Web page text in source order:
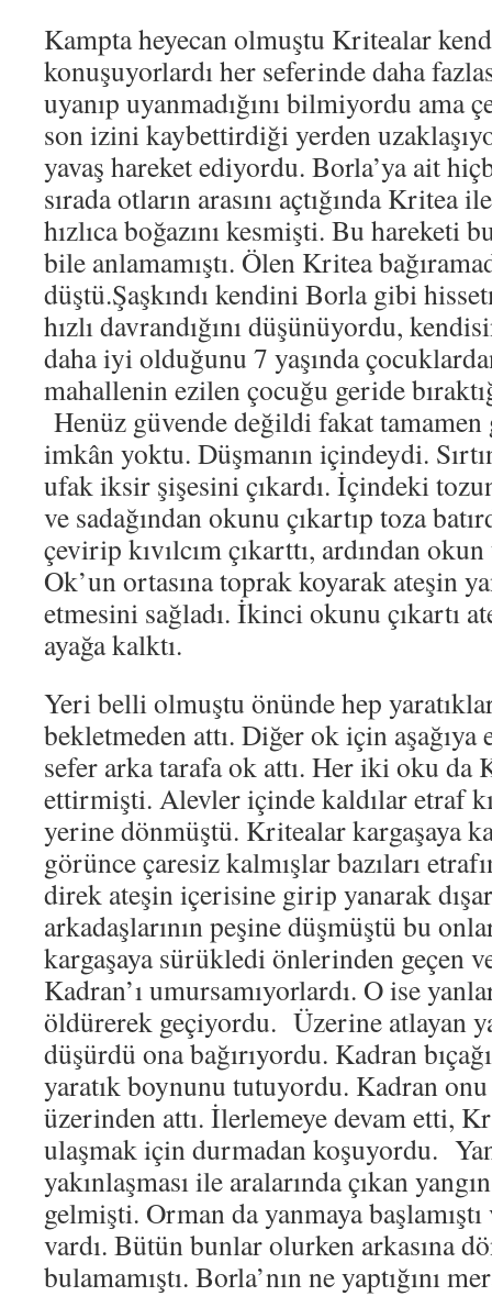
Kampta heyecan olmuştu Kritealar
konuşuyorlardı her seferinde daha
uyanıp uyanmadığını bilmiyordu ama
son izini kaybettirdiği yerden
yavaş hareket ediyordu. Borla’ya ait
sırada otların arasını açtığında Kritea
hızlıca boğazını kesmişti. Bu hareketi
bile anlamamıştı. Ölen Kritea
düştü.Şaşkındı kendini Borla gibi
hızlı davrandığını düşünüyordu,
daha iyi olduğunu 7 yaşında
mahallenin ezilen çocuğu geride
Henüz güvende değildi fakat tamamen
imkân yoktu. Düşmanın içindeydi.
ufak iksir şişesini çıkardı. İçindeki
ve sadağından okunu çıkartıp toza
çevirip kıvılcım çıkarttı, ardından okun
Ok’un ortasına toprak koyarak ateşin
etmesini sağladı. İkinci okunu çıkartı
ayağa kalktı.
Yeri belli olmuştu önünde hep
bekletmeden attı. Diğer ok için aşağıya
sefer arka tarafa ok attı. Her iki oku da
ettirmişti. Alevler içinde kaldılar etraf
yerine dönmüştü. Kritealar kargaşaya
görünce çaresiz kalmışlar bazıları
direk ateşin içerisine girip yanarak
arkadaşlarının peşine düşmüştü bu
kargaşaya sürükledi önlerinden geçen
Kadran’ı umursamıyorlardı. O ise
öldürerek geçiyordu. Üzerine atlayan
düşürdü ona bağırıyordu. Kadran
yaratık boynunu tutuyordu. Kadran
üzerinden attı. İlerlemeye devam etti,
ulaşmak için durmadan koşuyordu.
yakınlaşması ile aralarında çıkan
gelmişti. Orman da yanmaya
vardı. Bütün bunlar olurken arkasına
bulamamıştı. Borla’nın ne yaptığını